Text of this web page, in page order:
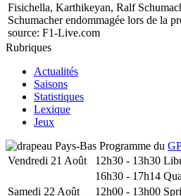
Fisichella, Karthikeyan, Ralf
Schumacher endommagée lors de la
source: F1-Live.com
Rubriques
Actualités
Saisons
Statistiques
Lexique
Jeux
Programme du
Vendredi 21 Août
12h30 - 13h30
16h30 - 17h14
Samedi 22 Août
12h00 - 13h00